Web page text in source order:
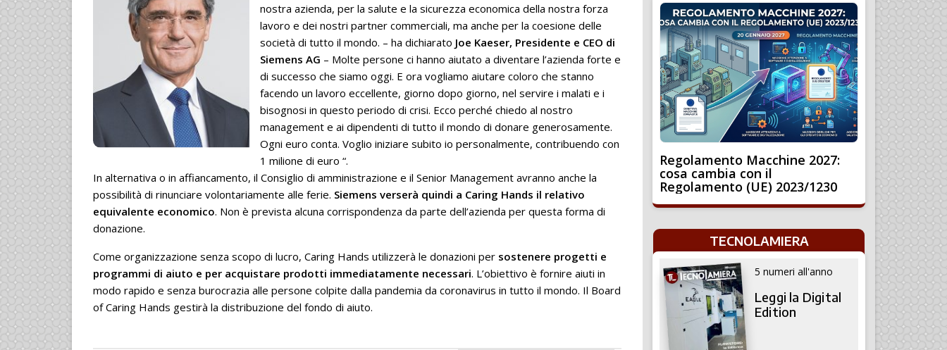
nostra azienda, per la salute e la sicurezza economica della nostra forza
lavoro e dei nostri partner commerciali, ma anche per la coesione delle
società di tutto il mondo. – ha dichiarato Joe Kaeser, Presidente e CEO di
Siemens AG – Molte persone ci hanno aiutato a diventare l’azienda forte e
di successo che siamo oggi. E ora vogliamo aiutare coloro che stanno
facendo un lavoro eccellente, giorno dopo giorno, nel servire i malati e i
bisognosi in questo periodo di crisi. Ecco perché chiedo al nostro
management e ai dipendenti di tutto il mondo di donare generosamente.
Ogni euro conta. Voglio iniziare subito io personalmente, contribuendo con
1 milione di euro “.
In alternativa o in affiancamento, il Consiglio di amministrazione e il Senior Management avranno anche la
possibilità di rinunciare volontariamente alle ferie. Siemens verserà quindi a Caring Hands il relativo
equivalente economico. Non è prevista alcuna corrispondenza da parte dell’azienda per questa forma di
donazione.
Come organizzazione senza scopo di lucro, Caring Hands utilizzerà le donazioni per sostenere progetti e
programmi di aiuto e per acquistare prodotti immediatamente necessari. L’obiettivo è fornire aiuti in
modo rapido e senza burocrazia alle persone colpite dalla pandemia da coronavirus in tutto il mondo. Il Board
of Caring Hands gestirà la distribuzione del fondo di aiuto.
Regolamento Macchine 2027:
cosa cambia con il
Regolamento (UE) 2023/1230
TECNOLAMIERA
5 numeri all'anno
Leggi la Digital
Edition